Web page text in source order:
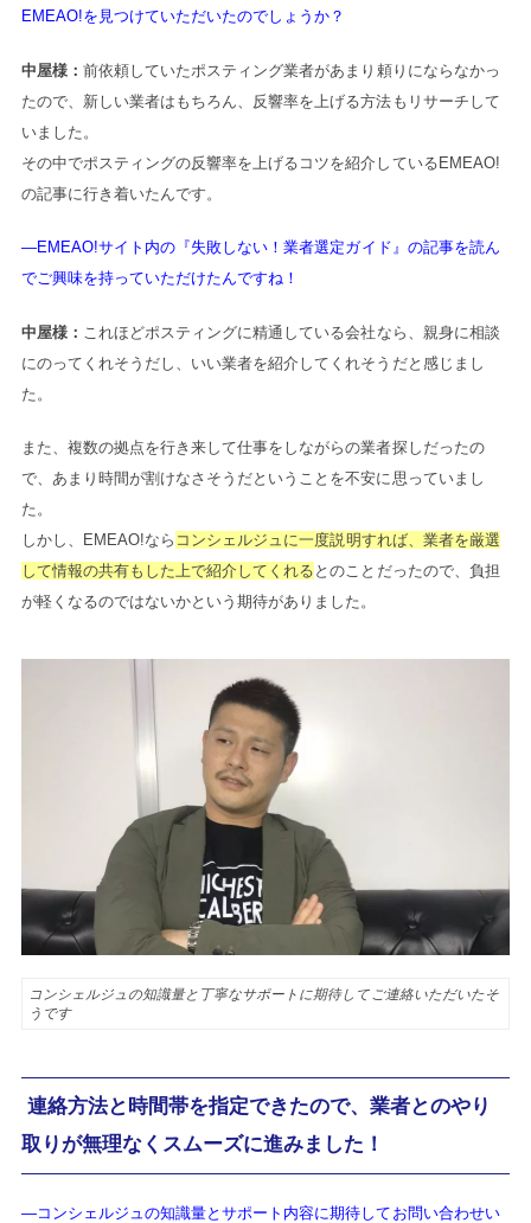
EMEAO!を見つけていただいたのでしょうか？
中屋様：前依頼していたポスティング業者があまり頼りにならなかっ
たので、新しい業者はもちろん、反響率を上げる方法もリサーチして
いました。
その中でポスティングの反響率を上げるコツを紹介しているEMEAO!
の記事に行き着いたんです。
―EMEAO!サイト内の『失敗しない！業者選定ガイド』の記事を読ん
でご興味を持っていただけたんですね！
中屋様： これほどポスティングに精通している会社なら、親身に相談
にのってくれそうだし、いい業者を紹介してくれそうだと感じまし
た。
また、複数の拠点を行き来して仕事をしながらの業者探しだったの
で、あまり時間が割けなさそうだということを不安に思っていまし
た。
しかし、EMEAO!なら コンシェルジュに一度説明すれば、業者を厳選
して情報の共有もした上で紹介してくれる とのことだったので、負担
が軽くなるのではないかという期待がありました。
コンシェルジュの知識量と丁寧なサポートに期待してご連絡いただいたそ
うです
連絡方法と時間帯を指定できたので、業者とのやり
取りが無理なくスムーズに進みました！
―コンシェルジュの知識量とサポート内容に期待してお問い合わせい